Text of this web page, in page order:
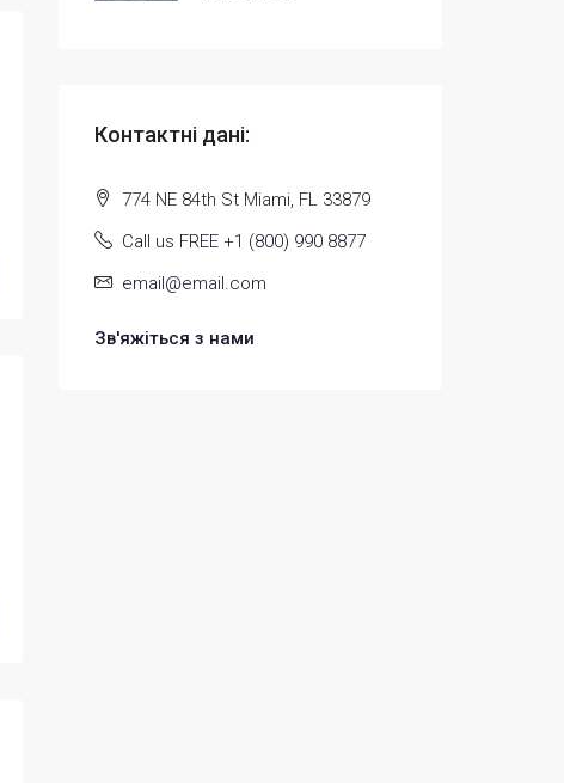
Контактні дані:
774 NE 84th St Miami, FL 33879
Call us FREE +1 (800) 990 8877
email@email.com
Зв'яжіться з нами